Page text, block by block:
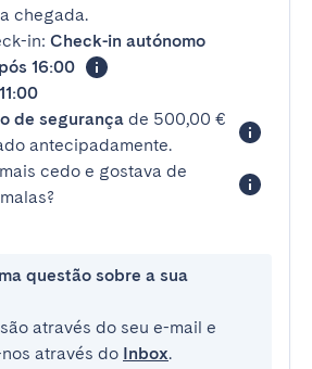
chegada.
in: Check-in autónomo
16:00
11:00
de segurança de 500,00 €
antecipadamente.
cedo e gostava de
questão sobre a sua
através do seu e-mail e
através do Inbox.